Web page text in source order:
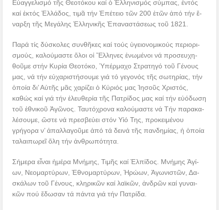
Εὐ­αγ­γε­λι­σμό τῆς Θε­ο­τό­κου καί ὁ Ἑλ­λη­νι­σμός σύμ­πας, ἐν­τός
καί ἐ­κτός Ἑλ­λά­δος, τι­μᾶ τήν Ἐπέ­τει­ο τῶν 200 ἐ­τῶν ἀ­πό τήν ἔ­
ναρ­ξη τῆς Με­γά­λης Ἑλ­λη­νι­κῆς Ἐ­πα­να­στά­σε­ως τοῦ 1821.
Πα­ρά τίς δύ­σκο­λες συν­θῆ­κες καί τούς ὑ­γ­ει­ο­νο­μι­κούς πε­ρι­ο­ρι­
σμούς, κα­λού­μα­στε ὅ­λοι οἱ Ἕλ­λη­νες ἑ­νω­μέ­νοι νά προ­σευ­χη­
θοῦ­με στήν Κυρία Θεοτόκο, Ὑ­πέρ­μα­χο Στρα­τη­γό τοῦ Γένους
μας, νά τήν εὐ­χα­ρι­στή­σου­με γιά τό γεγονός τῆς σωτηρίας, τήν
ὁποία δι’ Αὐτῆς μᾶς χαρίζει ὁ Κύριός μας Ἰησοῦς Χριστός,
καθώς καί γιά τήν ἐ­λευ­θε­ρί­α τῆς Πατρίδος μας καί τήν εὐ­ό­δω­ση
τοῦ ἐθνι­κοῦ Ἀ­γῶ­νος. Ταυτόχρονα καλούμαστε νά Τήν πα­ρα­κα­
λέ­σου­με, ὥστε νά πρεσβεύει στόν Υἱό Της, προκειμένου
γρήγορα ν’ ἀ­παλ­λαγοῦμε ἀ­πό τά δει­νά τῆς παν­δη­μί­ας, ἡ ὁ­ποί­α
τα­λαι­πω­ρεῖ ὅ­λη τήν ἀν­θρω­πό­τη­τα.
Σή­με­ρα εἶ­ναι ἡ­μέ­ρα Μνή­μης, Τι­μῆς καί Ἐλ­πί­δος. Μνή­μης Ἁ­γί­
ων, Νε­ο­μαρ­τύ­ρων, Ἐ­θνο­μαρ­τύ­ρων, Ἡρώ­ων, Ἀγω­νι­στῶν, Δα­
σκά­λων τοῦ Γέ­νους, κλη­ρι­κῶν καί λα­ϊ­κῶν, ἀν­δρῶν καί γυ­ναι­
κῶν πού ἔ­δω­σαν τά πάν­τα γιά τήν Πα­τρί­δα.